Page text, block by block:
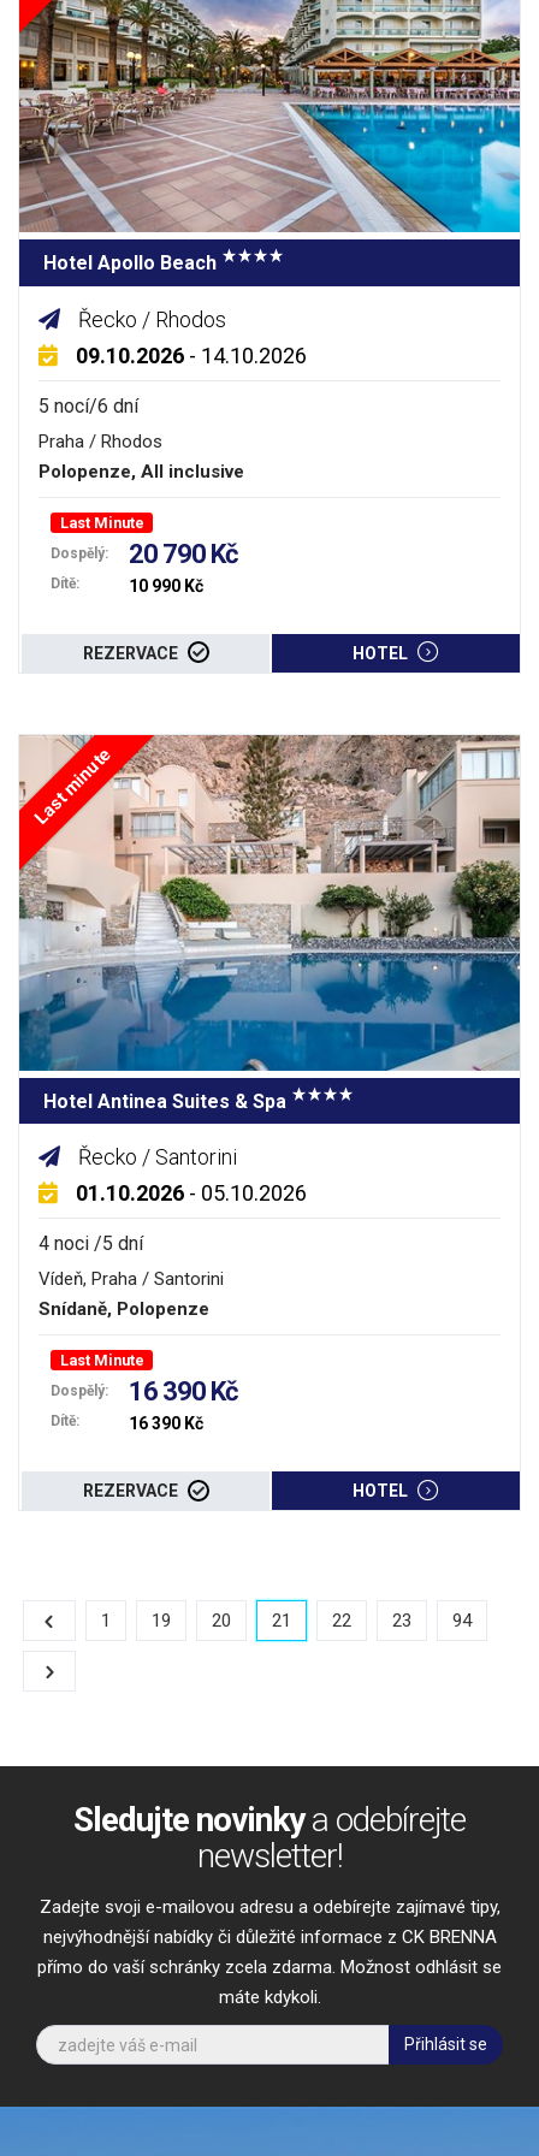
Hotel Apollo Beach
Řecko / Rhodos
09.10.2026 - 14.10.2026
5 nocí/6 dní
Praha / Rhodos
Polopenze, All inclusive
Last Minute
Dospělý: 20 790 Kč
Dítě: 10 990 Kč
REZERVACE HOTEL
Last minute
Hotel Antinea Suites & Spa
Řecko / Santorini
01.10.2026 - 05.10.2026
4 noci /5 dní
Vídeň, Praha / Santorini
Snídaně, Polopenze
Last Minute
Dospělý: 16 390 Kč
Dítě: 16 390 Kč
REZERVACE HOTEL
1 19 20 21 22 23 94
Sledujte novinkya odebírejte
newsletter!
Zadejte svoji e-mailovou adresu a odebírejte zajímavé tipy,
nejvýhodnější nabídky či důležité informace z CK BRENNA
přímo do vaší schránky zcela zdarma. Možnost odhlásit se
máte kdykoli.
Přihlásit se